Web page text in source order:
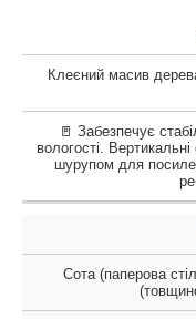
Клеєний масив
🚪 Забезпечує
вологості.
шурупом для
Сота (паперова